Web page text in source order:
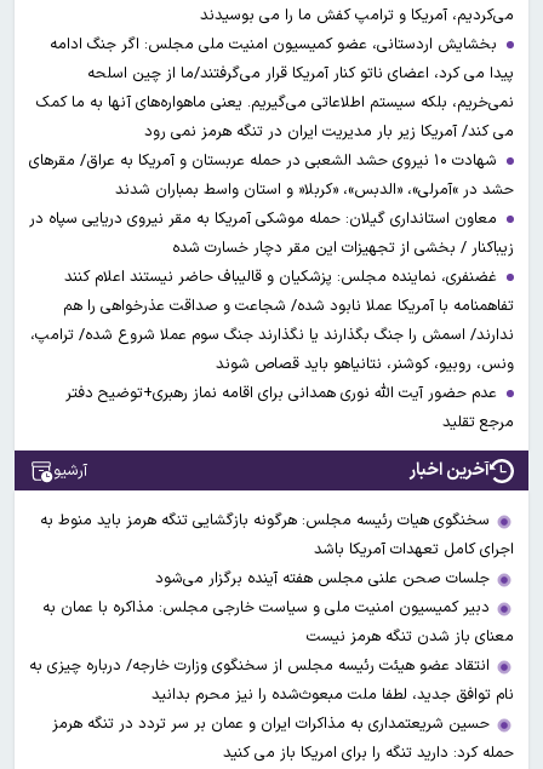
می‌کردیم، آمریکا و ترامپ کفش ما را می بوسیدند
بخشایش اردستانی، عضو کمیسیون امنیت ملی مجلس: اگر جنگ ادامه
پیدا می کرد، اعضای ناتو کنار آمریکا قرار می‌گرفتند/ما از چین اسلحه
نمی‌خریم، بلکه سیستم اطلاعاتی می‌گیریم. یعنی ماهواره‌های آنها به ما کمک
می کند/ آمریکا زیر بار مدیریت ایران در تنگه هرمز نمی رود
شهادت ۱۰ نیروی حشد الشعبی در حمله عربستان و آمریکا به عراق/ مقرهای
حشد در »آمرلی»، «الدبس»، «کربلا« و استان واسط بمباران شدند
معاون استانداری گیلان: حمله موشکی آمریکا به مقر نیروی دریایی سپاه در
زیباکنار / بخشی از تجهیزات این مقر دچار خسارت شده
غضنفری، نماینده مجلس: پزشکیان و قالیباف حاضر نیستند اعلام کنند
تفاهمنامه با آمریکا عملا نابود شده/ شجاعت و صداقت عذرخواهی را هم
ندارند/ اسمش را جنگ بگذارند یا نگذارند جنگ سوم عملا شروع شده/ ترامپ،
ونس، روبیو، کوشنر، نتانیاهو باید قصاص شوند
عدم حضور آیت الله نوری همدانی برای اقامه نماز رهبری+توضیح دفتر
مرجع تقلید
آخرین اخبار آرشیو
سخنگوی هیات رئیسه مجلس: هرگونه بازگشایی تنگه هرمز باید منوط به
اجرای کامل تعهدات آمریکا باشد
جلسات صحن علنی مجلس هفته آینده برگزار می‌شود
دبیر کمیسیون امنیت ملی و سیاست خارجی مجلس: مذاکره با عمان به
معنای باز شدن تنگه هرمز نیست
انتقاد عضو هیئت رئیسه مجلس از سخنگوی وزارت خارجه/ درباره چیزی به
نام توافق جدید، لطفا ملت مبعوث‌شده را نیز محرم بدانید
حسین شریعتمداری به مذاکرات ایران و عمان بر سر تردد در تنگه هرمز
حمله کرد: دارید تنگه را برای امریکا باز می کنید